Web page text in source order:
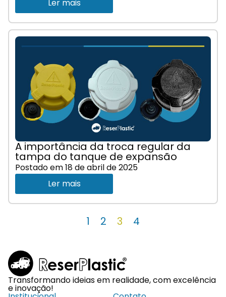
Ler mais
A importância da troca regular da
tampa do tanque de expansão
Postado em18 de abril de 2025
Ler mais
1 2 3 4
Transformando ideias em realidade, com excelência
e inovação!